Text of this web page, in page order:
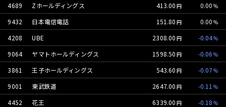
4689
Zホールディングス 413.00
0.00
9432
日本電信電話 151.80
0.00
4208
UBE 2308.00
-0.04
9064
ヤマトホールディングス 1598.50
-0.06
3861
王子ホールディングス 543.60
-0.07
9001
東武鉄道 2647.00
-0.11
4452
花王 6339.00
-0.18